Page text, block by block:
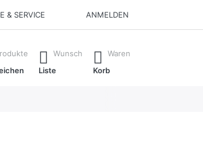
& SERVICE ANMELDEN
Drücken Sie die Eingabetaste, um alle
Wunsch
Liste
Waren
Korb